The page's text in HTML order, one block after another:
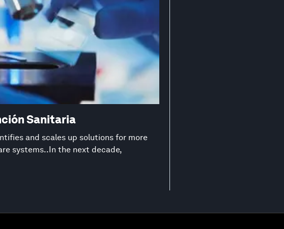
Sanitaria
and scales up solutions for more
systems..In the next decade,